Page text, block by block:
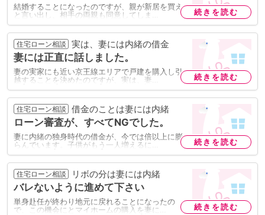
結婚することになったのですが、親が新居を買え
と言い出し、相手の両親も同意してしま…
続きを読む
住宅ローン相談 実は、妻には内緒の借金
妻には正直に話しました。
妻の実家にも近い京王線エリアで戸建を購入し引
越することを決めたのですが、実は、妻…
続きを読む
住宅ローン相談 借金のことは妻には内緒
ローン審査が、すべてNGでした。
妻に内緒の独身時代の借金が、今では倍以上に膨
らんでいます。子供がもう一人増えるに…
続きを読む
住宅ローン相談 リボの分は妻には内緒
バレないように進めて下さい
単身赴任が終わり地元に戻れることになったの
で、この機会にとマイホームの購入を妻に…
続きを読む